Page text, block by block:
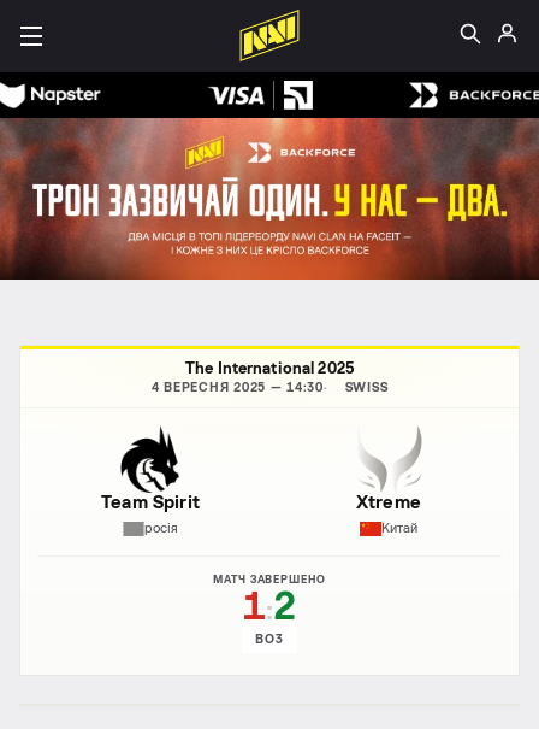
The International 2025
4 ВЕРЕСНЯ 2025 — 14:30 SWISS
Team Spirit
росія
МАТЧ ЗАВЕРШЕНО
1:2
BO3
Xtreme
Китай